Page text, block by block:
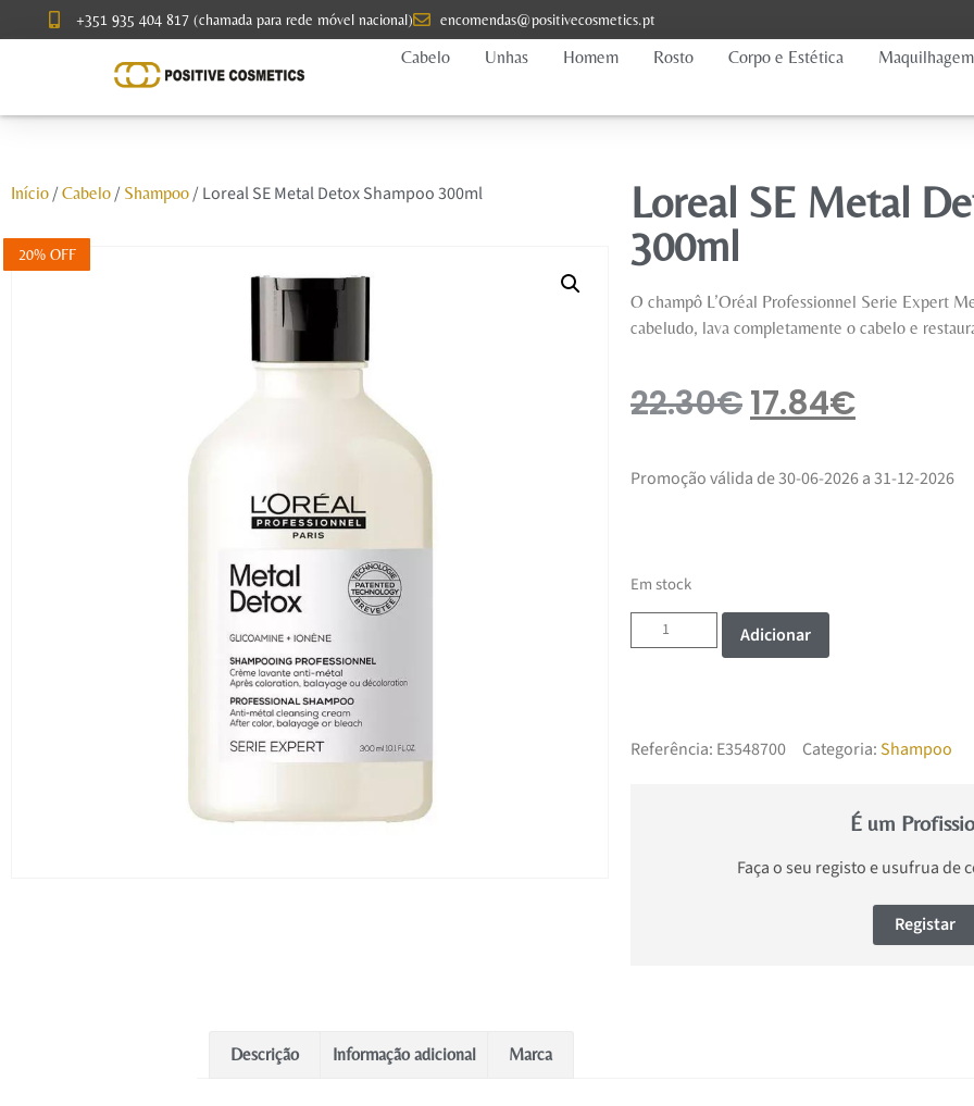
+351 935 404 817 (chamada para rede móvel nacional) encomendas@positivecosmetics.pt
Cabelo
Unhas Homem Rosto Corpo e Estética Maquilhagem
Início/ Cabelo/ Shampoo/ Loreal SE Metal Detox Shampoo 300ml
20% OFF
Loreal SE Metal
300ml
O champô L’Oréal Professionnel Serie Expert
cabeludo, lava completamente o cabelo e
22.30€17.84€
Promoção válida de 30-06-2026 a 31-12-2026
Em stock
Adicionar
Referência: E3548700 Categoria:Shampoo
É um
Faça o seu registo e usufrua de
Registar
Descrição Informação adicional Marca